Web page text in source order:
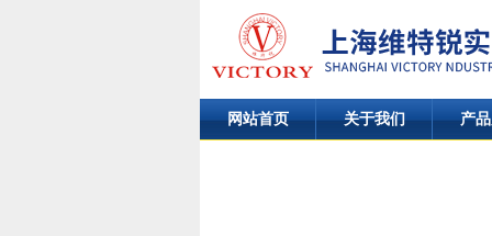
网站首页 关于我们 产